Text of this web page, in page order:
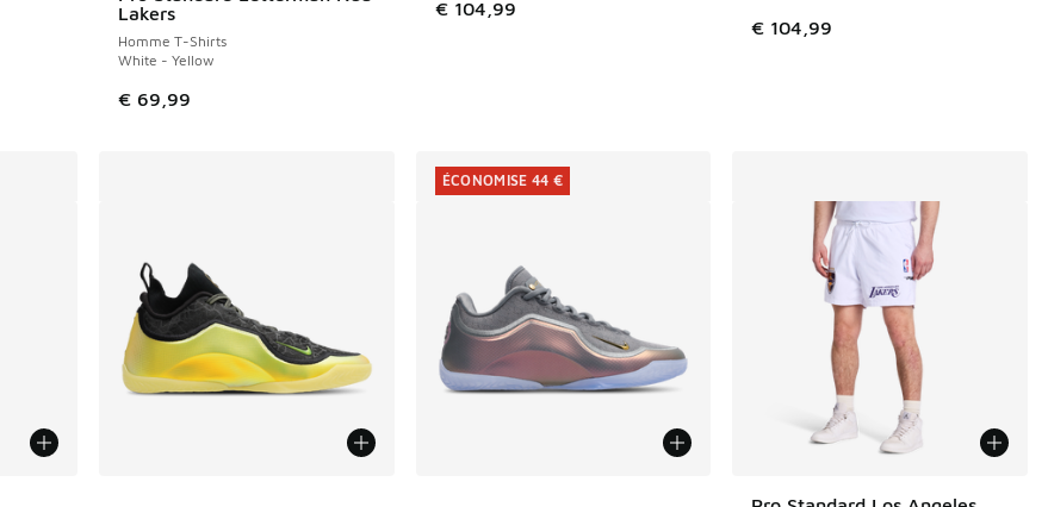
Lakers
Homme T-Shirts
White - Yellow
€ 69,99
€ 104,99
€ 104,99
ÉCONOMISE 44 €